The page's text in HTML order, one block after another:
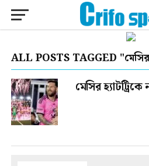
ALL POSTS TAGGED "মেসির
মেসির